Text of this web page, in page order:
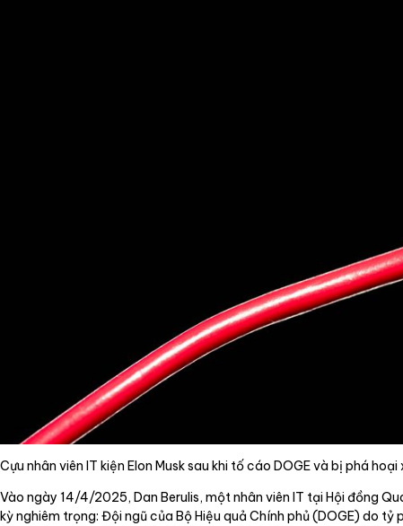
Cựu nhân viên IT kiện Elon Musk sau khi tố cáo DOGE và bị phá hoại
Vào ngày 14/4/2025, Dan Berulis, một nhân viên IT tại Hội đồng
kỳ nghiêm trọng: Đội ngũ của Bộ Hiệu quả Chính phủ (DOGE) do